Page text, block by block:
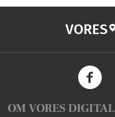
VORES
OM VORES DIGITAL